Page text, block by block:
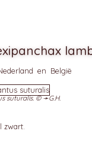
suturalis. © ➛G.H.
en België
zwart.